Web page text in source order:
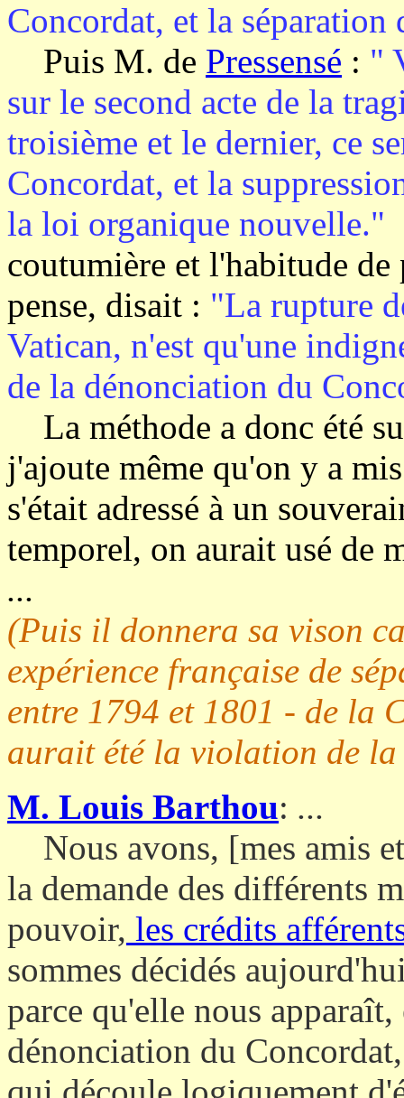
Concordat, et la
Puis M. de Pressensé : "
sur le second acte de la
troisième et le dernier, ce
Concordat, et la
la loi organique nouvelle."
coutumière et l'habitude
pense, disait : "La rupture
Vatican, n'est qu'une
de la dénonciation du
La méthode a donc été
j'ajoute même qu'on y a
s'était adressé à un
temporel, on aurait usé de
...
(Puis il donnera sa vison
expérience française de
entre 1794 et 1801 - de la
aurait été la violation de la
M. Louis Barthou: ...
Nous avons, [mes amis
la demande des différents
pouvoir, les crédits
sommes décidés
parce qu'elle nous
dénonciation du